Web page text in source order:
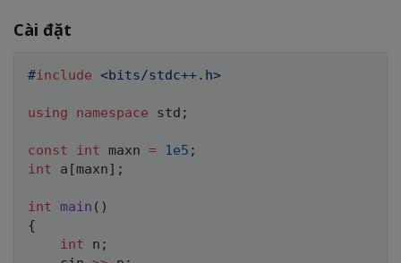
m
}
{
Cài đặt
#include <bits/stdc++.h>
using namespace std ;
const int maxn = 1e5 ;
int a [maxn] ;
int main ( )
{
int n ;